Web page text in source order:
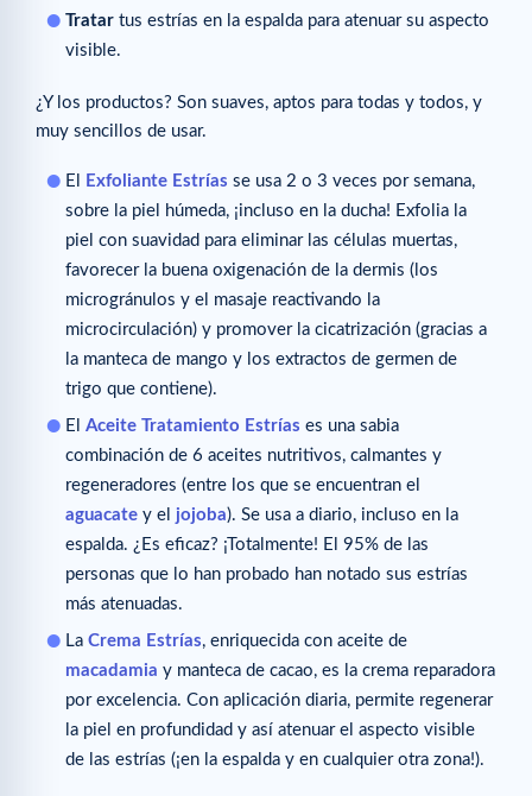
Tratar tus estrías en la espalda para atenuar su aspecto
visible.
¿Y los productos? Son suaves, aptos para todas y todos, y
muy sencillos de usar.
El Exfoliante Estrías se usa 2 o 3 veces por semana,
sobre la piel húmeda, ¡incluso en la ducha! Exfolia la
piel con suavidad para eliminar las células muertas,
favorecer la buena oxigenación de la dermis (los
microgránulos y el masaje reactivando la
microcirculación) y promover la cicatrización (gracias a
la manteca de mango y los extractos de germen de
trigo que contiene).
El Aceite Tratamiento Estrías es una sabia
combinación de 6 aceites nutritivos, calmantes y
regeneradores (entre los que se encuentran el
aguacate y el jojoba). Se usa a diario, incluso en la
espalda. ¿Es eficaz? ¡Totalmente! El 95% de las
personas que lo han probado han notado sus estrías
más atenuadas.
La Crema Estrías, enriquecida con aceite de
macadamia y manteca de cacao, es la crema reparadora
por excelencia. Con aplicación diaria, permite regenerar
la piel en profundidad y así atenuar el aspecto visible
de las estrías (¡en la espalda y en cualquier otra zona!).